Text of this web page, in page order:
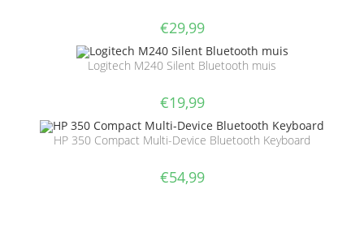
€29,99
Logitech M240 Silent Bluetooth muis
€19,99
HP 350 Compact Multi-Device Bluetooth Keyboard
€54,99